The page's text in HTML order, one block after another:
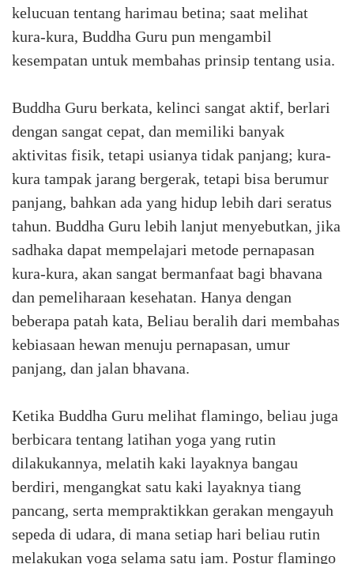
kelucuan tentang harimau betina; saat melihat
kura-kura, Buddha Guru pun mengambil
kesempatan untuk membahas prinsip tentang usia.
Buddha Guru berkata, kelinci sangat aktif, berlari
dengan sangat cepat, dan memiliki banyak
aktivitas fisik, tetapi usianya tidak panjang; kura-
kura tampak jarang bergerak, tetapi bisa berumur
panjang, bahkan ada yang hidup lebih dari seratus
tahun. Buddha Guru lebih lanjut menyebutkan, jika
sadhaka dapat mempelajari metode pernapasan
kura-kura, akan sangat bermanfaat bagi bhavana
dan pemeliharaan kesehatan. Hanya dengan
beberapa patah kata, Beliau beralih dari membahas
kebiasaan hewan menuju pernapasan, umur
panjang, dan jalan bhavana.
Ketika Buddha Guru melihat flamingo, beliau juga
berbicara tentang latihan yoga yang rutin
dilakukannya, melatih kaki layaknya bangau
berdiri, mengangkat satu kaki layaknya tiang
pancang, serta mempraktikkan gerakan mengayuh
sepeda di udara, di mana setiap hari beliau rutin
melakukan yoga selama satu jam. Postur flamingo